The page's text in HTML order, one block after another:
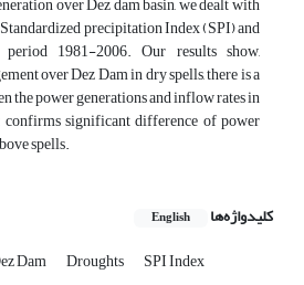
precipitation Index (SPI) and
1981-2006. Our results show,
over Dez Dam in dry spells, there is a
the power generations and inflow rates in
significant difference of power
spells.
کلیدواژه‌ها English
Dam Droughts SPI Index